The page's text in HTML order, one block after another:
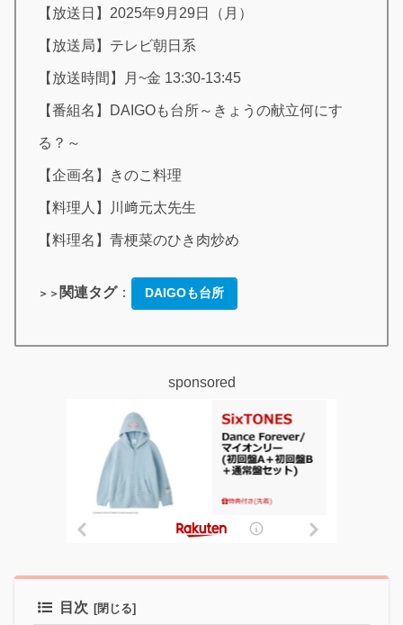
【放送日】2025年9月29日（月）
【放送局】テレビ朝日系
【放送時間】月~金 13:30-13:45
【番組名】DAIGOも台所～きょうの献立何にす
る？～
【企画名】きのこ料理
【料理人】川﨑元太先生
【料理名】青梗菜のひき肉炒め
＞＞ 関連タグ： DAIGOも台所
sponsored
目次